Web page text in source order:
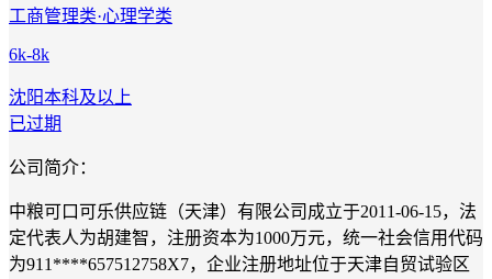
工商管理类·心理学类
6k-8k
沈阳本科及以上
已过期
公司简介：
中粮可口可乐供应链（天津）有限公司成立于2011-06-15，法
定代表人为胡建智，注册资本为1000万元，统一社会信用代码
为911****657512758X7，企业注册地址位于天津自贸试验区